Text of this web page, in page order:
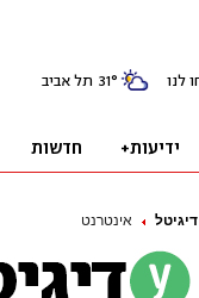
דיגיטל אינטרנט